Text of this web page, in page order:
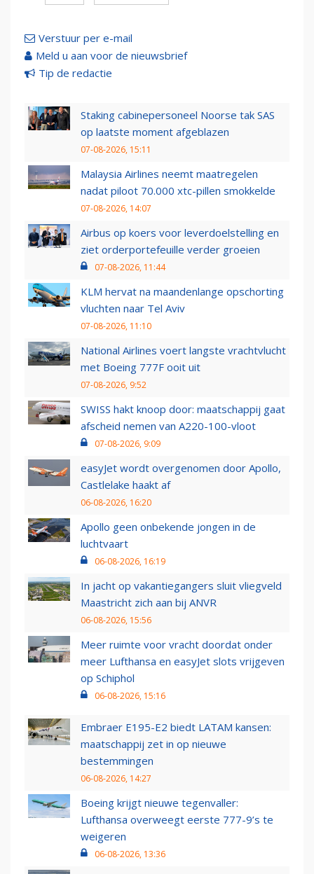
Verstuur per e-mail
Meld u aan voor de nieuwsbrief
Tip de redactie
Staking cabinepersoneel Noorse tak SAS
op laatste moment afgeblazen
07-08-2026, 15:11
Malaysia Airlines neemt maatregelen
nadat piloot 70.000 xtc-pillen smokkelde
07-08-2026, 14:07
Airbus op koers voor leverdoelstelling en
ziet orderportefeuille verder groeien
07-08-2026, 11:44
KLM hervat na maandenlange opschorting
vluchten naar Tel Aviv
07-08-2026, 11:10
National Airlines voert langste vrachtvlucht
met Boeing 777F ooit uit
07-08-2026, 9:52
SWISS hakt knoop door: maatschappij gaat
afscheid nemen van A220-100-vloot
07-08-2026, 9:09
easyJet wordt overgenomen door Apollo,
Castlelake haakt af
06-08-2026, 16:20
Apollo geen onbekende jongen in de
luchtvaart
06-08-2026, 16:19
In jacht op vakantiegangers sluit vliegveld
Maastricht zich aan bij ANVR
06-08-2026, 15:56
Meer ruimte voor vracht doordat onder
meer Lufthansa en easyJet slots vrijgeven
op Schiphol
06-08-2026, 15:16
Embraer E195-E2 biedt LATAM kansen:
maatschappij zet in op nieuwe
bestemmingen
06-08-2026, 14:27
Boeing krijgt nieuwe tegenvaller:
Lufthansa overweegt eerste 777-9’s te
weigeren
06-08-2026, 13:36